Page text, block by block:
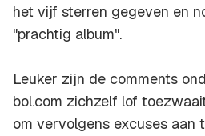
het vijf sterren gegeven en
"prachtig album".
Leuker zijn de comments
bol.com zichzelf lof
om vervolgens excuses aan